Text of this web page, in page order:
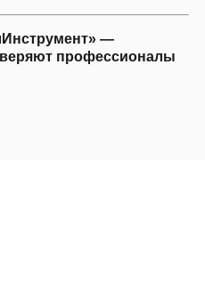
—
профессионалы